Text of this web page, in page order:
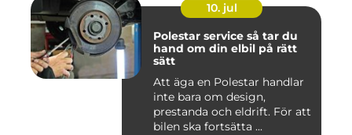
10. jul
Polestar service så tar du
hand om din elbil på rätt
sätt
Att äga en Polestar handlar
inte bara om design,
prestanda och eldrift. För att
bilen ska fortsätta ...